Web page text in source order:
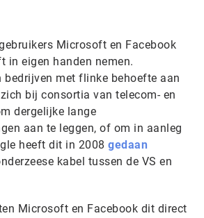
Microsoft en Facebook
in eigen handen nemen.
bedrijven met flinke behoefte aan
bij consortia van telecom- en
dergelijke lange
aan te leggen, of om in aanleg
heeft dit in 2008 gedaan
kabel tussen de VS en
Microsoft en Facebook dit direct